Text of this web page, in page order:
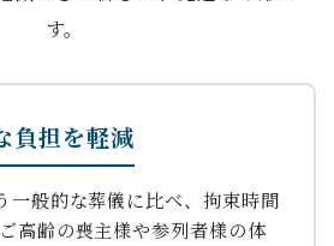
す。
負担を軽減
一般的な葬儀に比べ、拘束時間
高齢の喪主様や参列者様の体